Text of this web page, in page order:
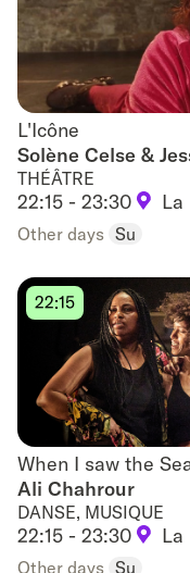
L'Icône
L'Icône
Solène Celse &
THÉÂTRE
22:15 - 23:30 La
Other days Su
When I saw the
When I saw the
Ali Chahrour
DANSE, MUSIQUE
22:15 - 23:30 La
22:15
Other days Su